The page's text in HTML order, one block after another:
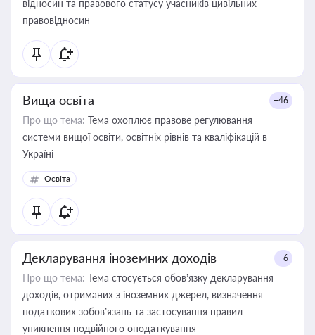
відносин та правового статусу учасників цивільних
правовідносин
Вища освіта +46
Про що тема: Тема охоплює правове регулювання
системи вищої освіти, освітніх рівнів та кваліфікацій в
Україні
Освіта
Декларування іноземних доходів +6
Про що тема: Тема стосується обов’язку декларування
доходів, отриманих з іноземних джерел, визначення
податкових зобов’язань та застосування правил
уникнення подвійного оподаткування